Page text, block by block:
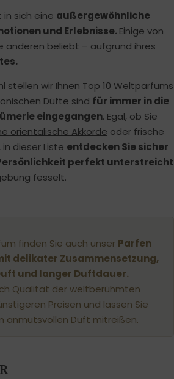
sich eine außergewöhnliche
und Erlebnisse.Einige von
anderen beliebt – aufgrund ihres
stellen wir Ihnen Top 10 Weltparfums
Düfte sind für immer in die
eingegangen. Egal, ob Sie
orientalische Akkorde oder frische
in dieser Liste entdecken Sie sicher
perfekt unterstreicht
fesselt.
finden Sie auch unser Parfen
delikater Zusammensetzung,
und langer Duftdauer.
Qualität der weltberühmten
Preisen und lassen Sie
anmutsvollen Duft mitreißen.